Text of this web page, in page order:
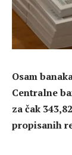
Osam
Centralne
za čak
propisanih